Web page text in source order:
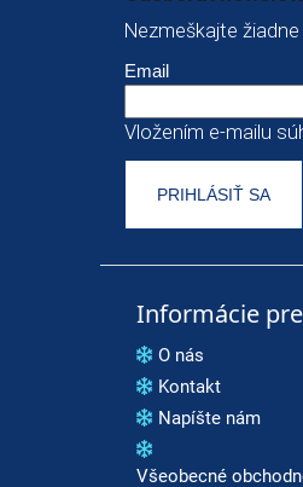
Nezmeškajte
Email
Vložením e-mailu
PRIHLÁSIŤ SA
Informácie
O nás
Kontakt
Napíšte nám
Všeobecné